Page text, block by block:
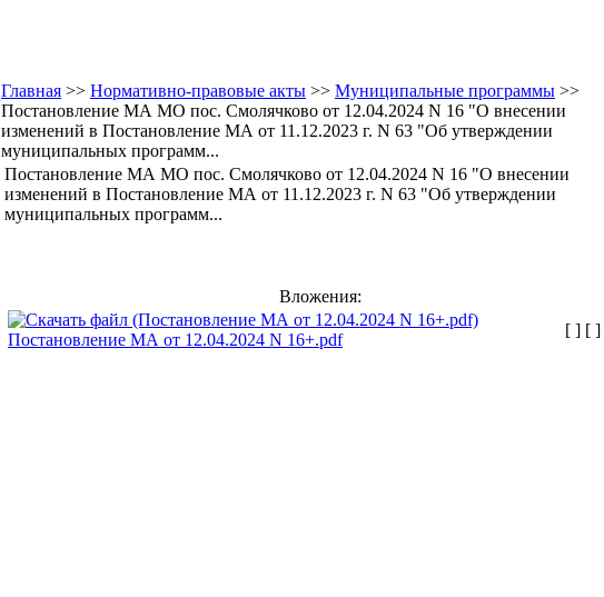
Главная >> Нормативно-правовые акты >> Муниципальные программы >>
Постановление МА МО пос. Смолячково от 12.04.2024 N 16 "О внесении
изменений в Постановление МА от 11.12.2023 г. N 63 "Об утверждении
муниципальных программ...
Постановление МА МО пос. Смолячково от 12.04.2024 N 16 "О внесении
изменений в Постановление МА от 11.12.2023 г. N 63 "Об утверждении
муниципальных программ...
Вложения:
Постановление МА от 12.04.2024 N 16+.pdf
[ ] [ ]